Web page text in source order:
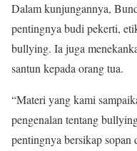
Dalam kunjungannya,
pentingnya budi pekerti,
bullying. Ia juga
santun kepada orang tua.
“Materi yang kami
pengenalan tentang
pentingnya bersikap sopan